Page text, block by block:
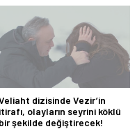
dizisinde Vezir’in
itirafı, olayların seyrini köklü
bir şekilde değiştirecek!